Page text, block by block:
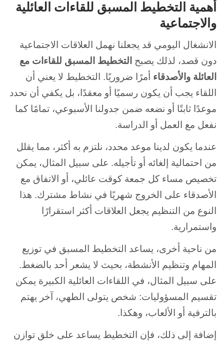
أهمية التخطيط المسبق للقاءات العائلية
والاجتماعية
الانشغال اليومي قد يجعلنا نهمل العلاقات الاجتماعية
دون قصد، لذلك يصبح التخطيط المسبق للقاءات مع
العائلة والأصدقاء أمرًا ضروريًا. التخطيط لا يعني أن
اللقاء يجب أن يكون رسميًا أو معقدًا، بل يكفي أن نحدد
موعدًا ثابتًا أو نضعه ضمن جدولنا الأسبوعي، تمامًا كما
نفعل مع العمل أو الدراسة.
عندما يكون لدينا موعد محدد، نلتزم به أكثر، مما يقلل
من احتمالية إلغائه أو تأجيله. على سبيل المثال، يمكن
تخصيص مساء كل جمعة كوقت عائلي، أو الاتفاق مع
الأصدقاء على الخروج شهريًا في نشاط مشترك. هذا
النوع من التنظيم يجعل العلاقات أكثر استقرارًا
واستمرارية.
من ناحية أخرى، يساعد التخطيط المسبق في توزيع
المهام وتنظيم الأنشطة، بحيث لا يشعر أحد بالضغط.
على سبيل المثال، في اللقاءات العائلية الكبيرة يمكن
تقسيم المسؤوليات: شخص يتولى الطهي، آخر يهتم
بالترفية أو الألعاب، وهكذا.
إضافة إلى ذلك، فإن التخطيط يساعد على خلق توازن